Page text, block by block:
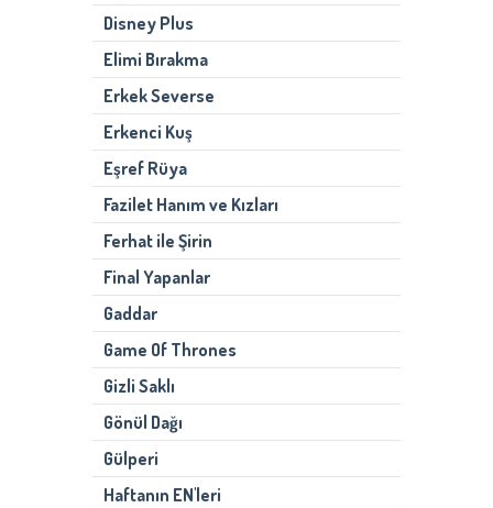
Disney Plus
Elimi Bırakma
Erkek Severse
Erkenci Kuş
Eşref Rüya
Fazilet Hanım ve Kızları
Ferhat ile Şirin
Final Yapanlar
Gaddar
Game Of Thrones
Gizli Saklı
Gönül Dağı
Gülperi
Haftanın EN'leri